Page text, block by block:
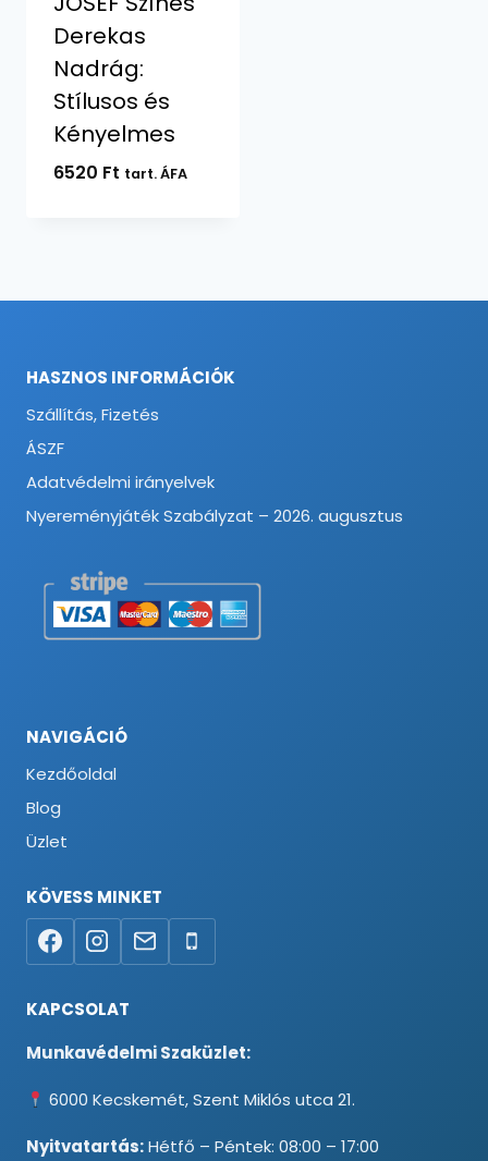
Derekas
Nadrág:
Stílusos és
Kényelmes
6520 Ft tart. ÁFA
HASZNOS INFORMÁCIÓK
Szállítás, Fizetés
ÁSZF
Adatvédelmi irányelvek
Nyereményjáték Szabályzat – 2026. augusztus
NAVIGÁCIÓ
Kezdőoldal
Blog
Üzlet
KÖVESS MINKET
KAPCSOLAT
Munkavédelmi Szaküzlet:
6000 Kecskemét, Szent Miklós utca 21.
Nyitvatartás:Hétfő – Péntek: 08:00 – 17:00